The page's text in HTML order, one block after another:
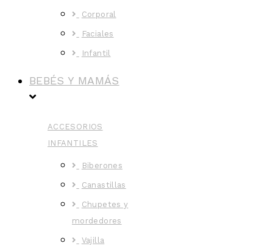
Corporal
Faciales
Infantil
BEBÉS Y MAMÁS
ACCESORIOS
INFANTILES
Biberones
Canastillas
Chupetes y
mordedores
Vajilla